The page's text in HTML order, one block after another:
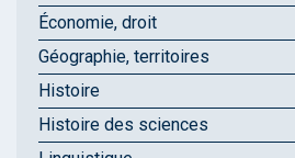
Économie, droit
Géographie, territoires
Histoire
Histoire des sciences